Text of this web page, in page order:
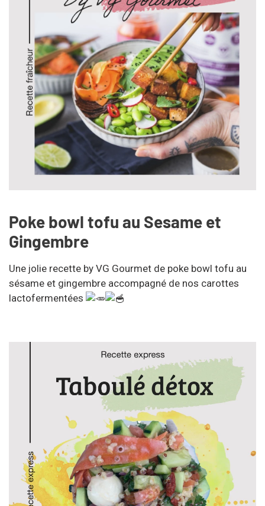
Poke bowl tofu au Sesame et
Gingembre
Une jolie recette by VG Gourmet de poke bowl tofu au
sésame et gingembre accompagné de nos carottes
lactofermentées